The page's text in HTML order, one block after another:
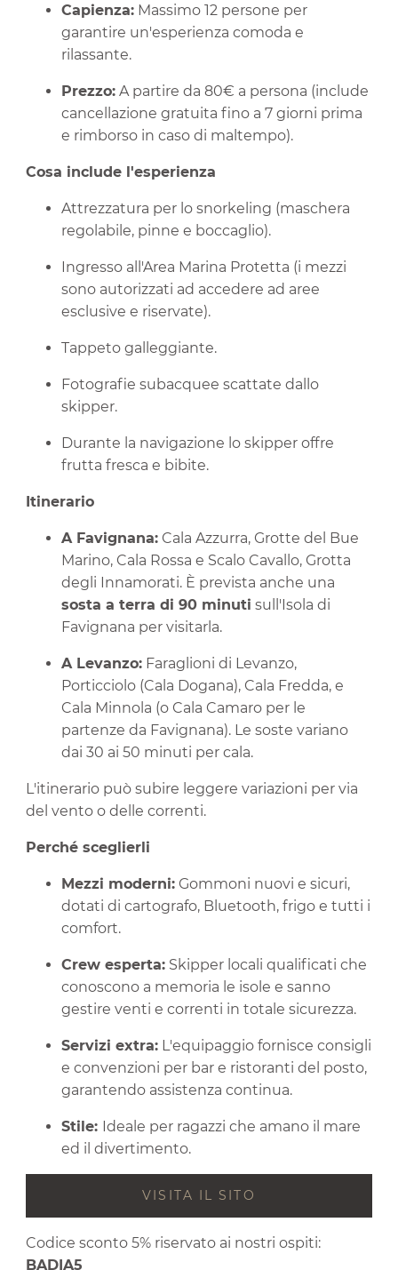
Capienza: Massimo 12 persone per
garantire un'esperienza comoda e
rilassante.
Prezzo: A partire da 80€ a persona (include
cancellazione gratuita fino a 7 giorni prima
e rimborso in caso di maltempo).
Cosa include l'esperienza
Attrezzatura per lo snorkeling (maschera
regolabile, pinne e boccaglio).
Ingresso all'Area Marina Protetta (i mezzi
sono autorizzati ad accedere ad aree
esclusive e riservate).
Tappeto galleggiante.
Fotografie subacquee scattate dallo
skipper.
Durante la navigazione lo skipper offre
frutta fresca e bibite.
Itinerario
A Favignana: Cala Azzurra, Grotte del Bue
Marino, Cala Rossa e Scalo Cavallo, Grotta
degli Innamorati. È prevista anche una
sosta a terra di 90 minuti sull'Isola di
Favignana per visitarla.
A Levanzo: Faraglioni di Levanzo,
Porticciolo (Cala Dogana), Cala Fredda, e
Cala Minnola (o Cala Camaro per le
partenze da Favignana). Le soste variano
dai 30 ai 50 minuti per cala.
L'itinerario può subire leggere variazioni per via
del vento o delle correnti.
Perché sceglierli
Mezzi moderni: Gommoni nuovi e sicuri,
dotati di cartografo, Bluetooth, frigo e tutti i
comfort.
Crew esperta: Skipper locali qualificati che
conoscono a memoria le isole e sanno
gestire venti e correnti in totale sicurezza.
Servizi extra: L'equipaggio fornisce consigli
e convenzioni per bar e ristoranti del posto,
garantendo assistenza continua.
Stile: Ideale per ragazzi che amano il mare
ed il divertimento.
VISITA IL SITO
Codice sconto 5% riservato ai nostri ospiti:
BADIA5